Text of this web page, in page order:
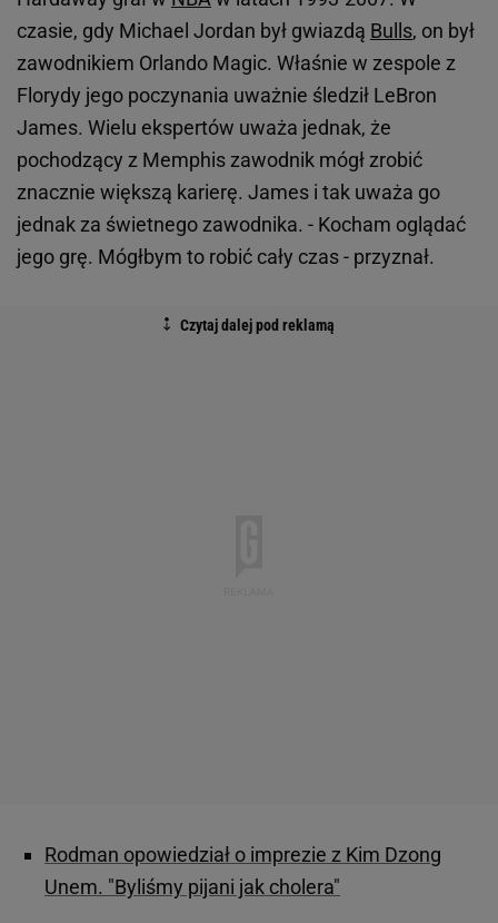
czasie, gdy Michael Jordan był gwiazdą Bulls, on był
zawodnikiem Orlando Magic. Właśnie w zespole z
Florydy jego poczynania uważnie śledził LeBron
James. Wielu ekspertów uważa jednak, że
pochodzący z Memphis zawodnik mógł zrobić
znacznie większą karierę. James i tak uważa go
jednak za świetnego zawodnika. - Kocham oglądać
jego grę. Mógłbym to robić cały czas - przyznał.
Rodman opowiedział o imprezie z Kim Dzong
Unem. "Byliśmy pijani jak cholera"